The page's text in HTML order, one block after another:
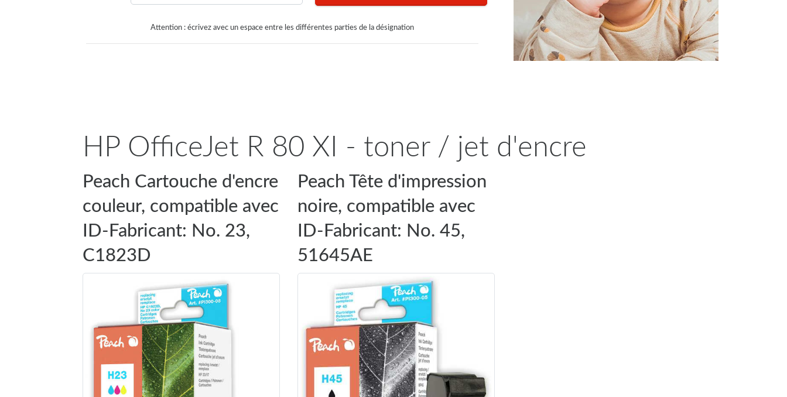
Attention : écrivez avec un espace entre les différentes parties de la désignation
HP OfficeJet R 80 XI - toner / jet d'encre
Peach Cartouche d'encre
couleur, compatible avec
ID-Fabricant: No. 23,
C1823D
Peach Tête d'impression
noire, compatible avec
ID-Fabricant: No. 45,
51645AE